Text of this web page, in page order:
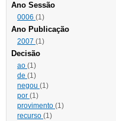
Ano Sessão
0006 (1)
Ano Publicação
2007 (1)
Decisão
ao (1)
de (1)
negou (1)
por (1)
provimento (1)
recurso (1)